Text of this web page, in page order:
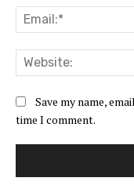
Save my name,
time I comment.